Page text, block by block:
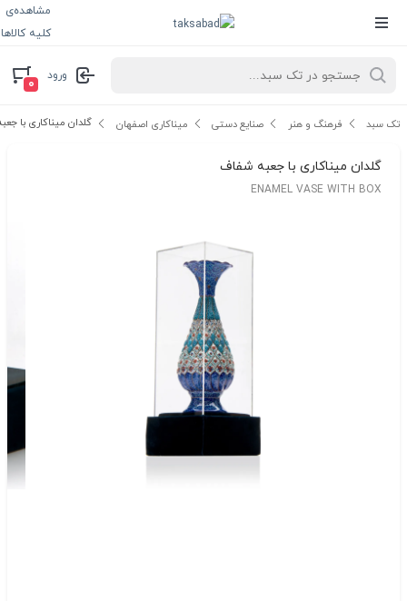
مشاهده‌ی
کلیه کالاها
ورود
۰
تک سبد فرهنگ و هنر صنایع دستی میناکاری اصفهان گلدان میناکاری با
گلدان میناکاری با جعبه شفاف
ENAMEL VASE WITH BOX